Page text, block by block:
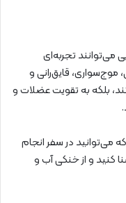
می‌توانند تجربه‌ای
قایق‌رانی و
بلکه به تقویت عضلات و
می‌توانید در سفر انجام
کنید و از خنکی آب و